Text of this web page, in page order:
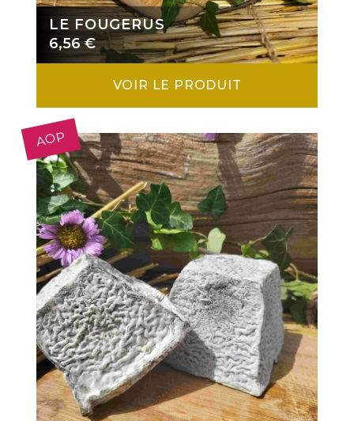
LE FOUGERUS
6,56€
VOIR LE PRODUIT
AOP